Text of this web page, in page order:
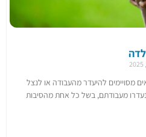
מסויימים להיעדר מהעבודה או לנצל
מעבודתם, בשל כל אחת מהסיבות